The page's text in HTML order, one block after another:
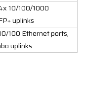
10/100/1000
uplinks
100 Ethernet ports,
uplinks